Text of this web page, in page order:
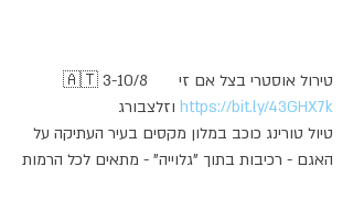
🇦🇹 3-10/8      טירול אוסטרי בצל אם זי
https://bit.ly/43GHX7k
טיול טורינג כוכב במלון מקסים בעיר העתיקה על
האגם - רכיבות בתוך "גלוייה" - מתאים לכל הרמות